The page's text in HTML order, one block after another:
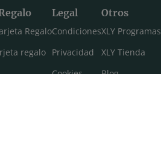
Regalo
regalo
Legal
Condiciones
Privacidad
Cookies
Otros
XLY Programas
XLY Tienda
Blog